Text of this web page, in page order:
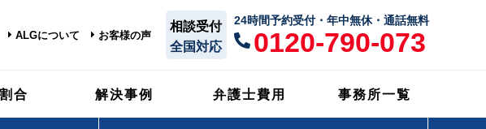
ALGについて お客様の声
相談受付
全国対応
24時間予約受付・年中無休・通話無料
0120-790-073
合 解決事例 弁護士費用 事務所一覧